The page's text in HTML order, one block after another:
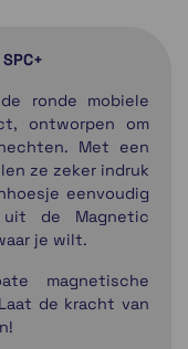
ronde mobiele
ontworpen om
Met een
ze zeker indruk
eenvoudig
uit de Magnetic
je wilt.
magnetische
de kracht van